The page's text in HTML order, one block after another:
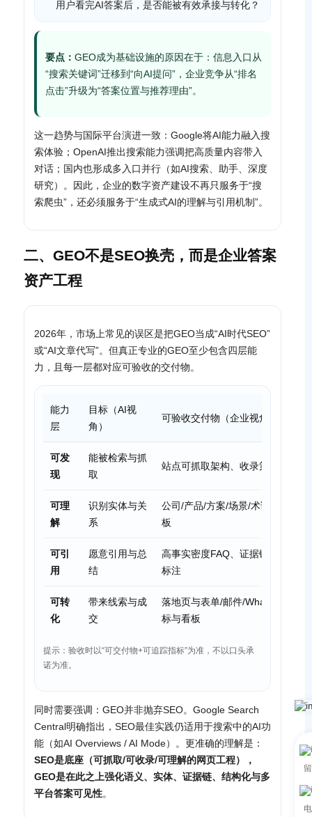
用户看完AI答案后，是否能被有效承接与转化？
要点： GEO成为基础设施的原因在于：信息入口从
“搜索关键词”迁移到“向AI提问”，企业竞争从“排名
点击”升级为“答案位置与推荐理由”。
这一趋势与国际平台演进一致：Google将AI能力融入搜
索体验；OpenAI推出搜索能力强调把高质量内容带入
对话；国内也形成多入口并行（如AI搜索、助手、深度
研究）。因此，企业的数字资产建设不再只服务于“搜
索爬虫”，还必须服务于“生成式AI的理解与引用机制”。
二、GEO不是SEO换壳，而是企业答案
资产工程
2026年，市场上常见的误区是把GEO当成“AI时代SEO”
或“AI文章代写”。但真正专业的GEO至少包含四层能
力，且每一层都对应可验收的交付物。
能力
层
目标（AI视
角）
可验收交付物（企业视角）
可发
现
能被检索与抓
取
站点可抓取架构、收录策略、内
可理
解
识别实体与关
系
公司/产品/方案/场景/术语一致性
板
可引
用
愿意引用与总
结
高事实密度FAQ、证据链页面（
标注
可转
化
带来线索与成
交
落地页与表单/邮件/WhatsApp/
标与看板
提示：验收时以“可交付物+可追踪指标”为准，不以口头承
诺为准。
同时需要强调：GEO并非抛弃SEO。Google Search
Central明确指出，SEO最佳实践仍适用于搜索中的AI功
能（如AI Overviews / AI Mode）。更准确的理解是：
SEO是底座（可抓取/可收录/可理解的网页工程），
GEO是在此之上强化语义、实体、证据链、结构化与多
平台答案可见性。